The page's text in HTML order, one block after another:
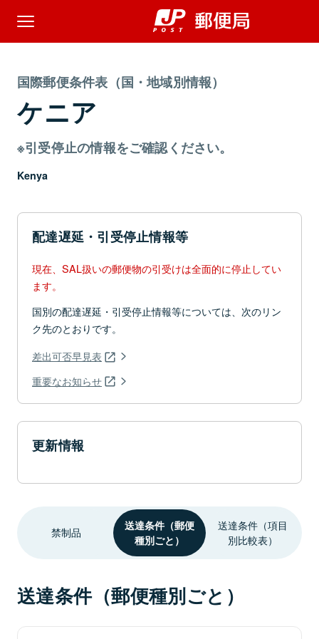
国際郵便条件表（国・地域別情報）
ケニア
※引受停止の情報をご確認ください。
Kenya
配達遅延・引受停止情報等
現在、SAL扱いの郵便物の引受けは全面的に停止してい
ます。
国別の配達遅延・引受停止情報等については、次のリン
ク先のとおりです。
差出可否早見表
重要なお知らせ
更新情報
禁制品
送達条件（郵便
種別ごと）
送達条件（項目
別比較表）
送達条件（郵便種別ごと）